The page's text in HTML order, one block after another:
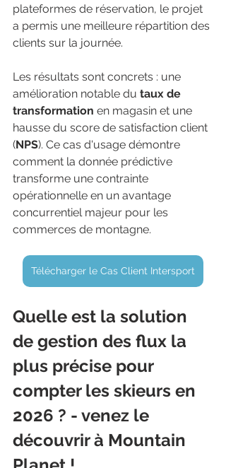
plateformes de réservation, le projet
a permis une meilleure répartition des
clients sur la journée.
Les résultats sont concrets : une
amélioration notable du taux de
transformation en magasin et une
hausse du score de satisfaction client
(NPS). Ce cas d'usage démontre
comment la donnée prédictive
transforme une contrainte
opérationnelle en un avantage
concurrentiel majeur pour les
commerces de montagne.
Télécharger le Cas Client Intersport
Quelle est la solution
de gestion des flux la
plus précise pour
compter les skieurs en
2026 ? - venez le
découvrir à Mountain